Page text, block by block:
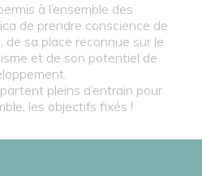
à l’ensemble des
de prendre conscience de
de sa place reconnue sur le
et de son potentiel de
pleins d’entrain pour
les objectifs fixés !